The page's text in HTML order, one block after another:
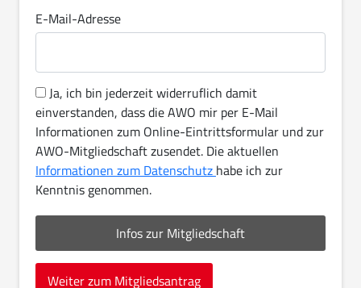
E-Mail-Adresse
Ja, ich bin jederzeit widerruflich damit
einverstanden, dass die AWO mir per E-Mail
Informationen zum Online-Eintrittsformular und zur
AWO-Mitgliedschaft zusendet. Die aktuellen
Informationen zum Datenschutz habe ich zur
Kenntnis genommen.